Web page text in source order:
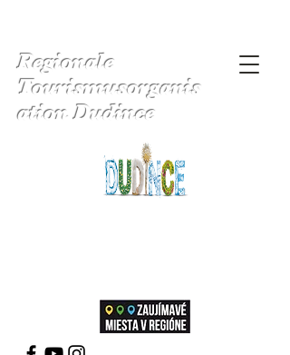
Regionale
Tourismusorganis
ation Dudince